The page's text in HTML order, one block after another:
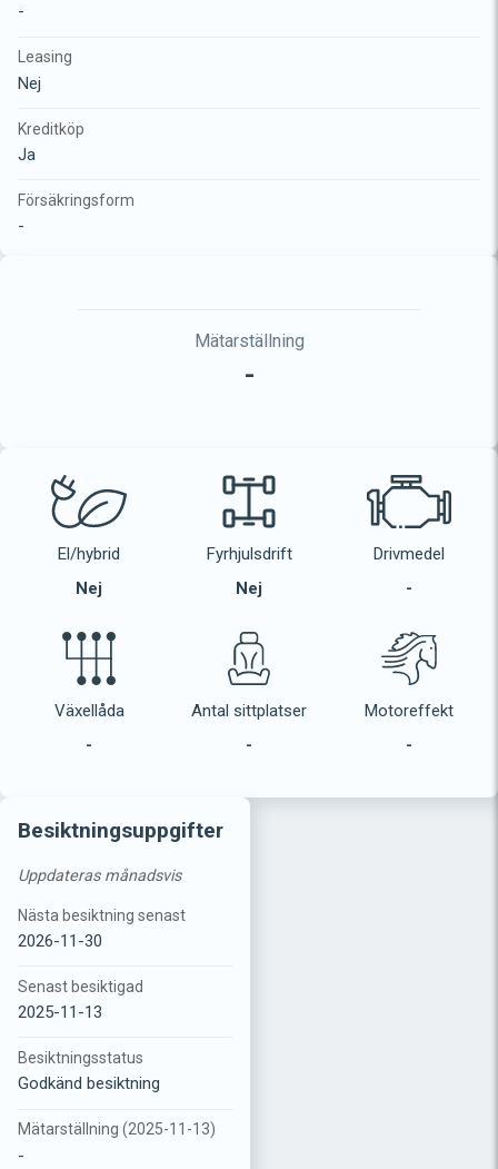
-
Leasing
Nej
Kreditköp
Ja
Försäkringsform
-
Mätarställning
-
El/hybrid
Nej
Fyrhjulsdrift
Nej
Drivmedel
-
Växellåda
-
Antal sittplatser
-
Motoreffekt
-
Besiktningsuppgifter
Uppdateras månadsvis
Nästa besiktning senast
2026-11-30
Senast besiktigad
2025-11-13
Besiktningsstatus
Godkänd besiktning
Mätarställning (2025-11-13)
-